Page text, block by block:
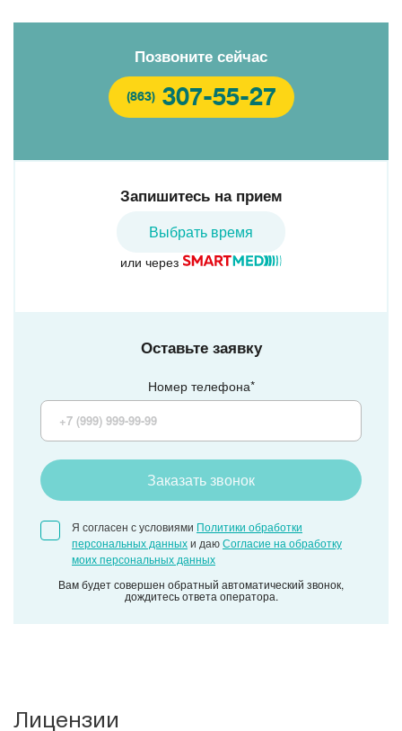
Мануйлова Ирина Сергеевна
Врач-педиатр
Тарасенко Ольга
Николаевна
Позвоните сейчас
(863) 307-55-27
Оставьте заявку
Номер телефона*
Заказать звонок
Я согласен с условиями Политики обработки
персональных данныхи даюСогласие на обработку
моих персональных данных
Вам будет совершен обратный автоматический звонок,
дождитесь ответа оператора.
Запишитесь на прием
Выбрать время
или через
Лицензии